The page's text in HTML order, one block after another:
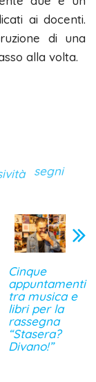
ai docenti.
di una
alla volta.
segni
Cinque
appuntamenti
tra musica e
libri per la
rassegna
“Stasera?
Divano!”